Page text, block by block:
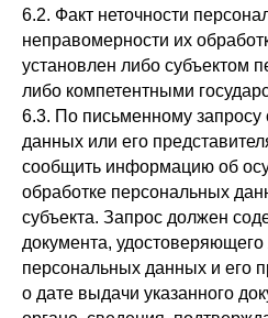
6.2. Факт неточности
неправомерности их
установлен либо субъектом
либо компетентными
6.3. По письменному запросу
данных или его
сообщить информацию об
обработке персональных
субъекта. Запрос должен
документа, удостоверяющего
персональных данных и его
о дате выдачи указанного